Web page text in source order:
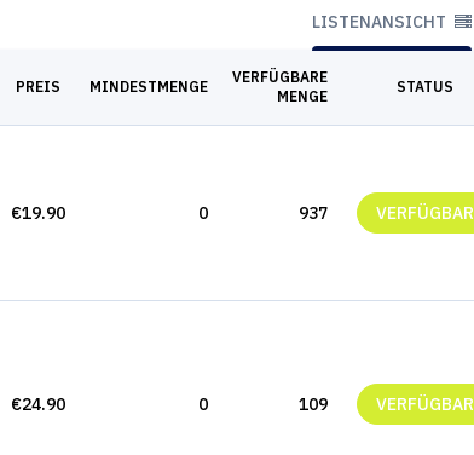
LISTENANSICHT
PREIS MINDESTMENGE
VERFÜGBARE
MENGE
STATUS
€19.90 0 937 VERFÜGBAR
€24.90 0 109 VERFÜGBAR